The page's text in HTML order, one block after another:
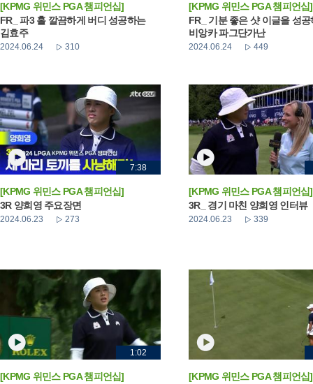
[KPMG 위민스 PGA 챔피언십]
FR_ 파3 홀 깔끔하게 버디 성공하는
김효주
2024.06.24 310
[KPMG 위민스 PGA 챔피언십]
FR_ 기분 좋은 샷 이글을 성공
비앙카 파그단가난
2024.06.24 449
7:38
[KPMG 위민스 PGA 챔피언십]
3R 양희영 주요장면
2024.06.23 273
[KPMG 위민스 PGA 챔피언십]
3R_ 경기 마친 양희영 인터뷰
2024.06.23 339
1:02
[KPMG 위민스 PGA 챔피언십]
[KPMG 위민스 PGA 챔피언십]